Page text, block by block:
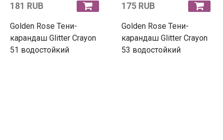
181 RUB
Golden Rose Тени-
карандаш Glitter Crayon
51 водостойкий
175 RUB
Golden Rose Тени-
карандаш Glitter Crayon
53 водостойкий